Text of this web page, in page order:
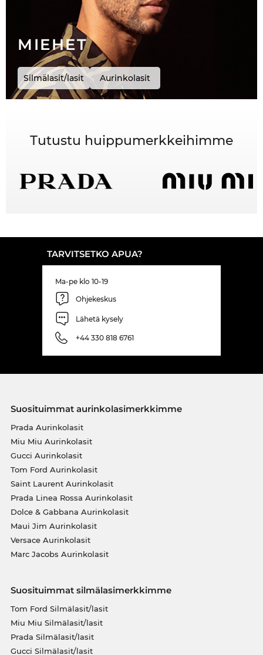
MIEHET
Silmälasit/lasit Aurinkolasit
Tutustu huippumerkkeihimme
TARVITSETKO APUA?
Ma-pe klo 10-19
Ohjekeskus
Lähetä kysely
+44 330 818 6761
Suosituimmat aurinkolasimerkkimme
Prada Aurinkolasit
Miu Miu Aurinkolasit
Gucci Aurinkolasit
Tom Ford Aurinkolasit
Saint Laurent Aurinkolasit
Prada Linea Rossa Aurinkolasit
Dolce & Gabbana Aurinkolasit
Maui Jim Aurinkolasit
Versace Aurinkolasit
Marc Jacobs Aurinkolasit
Suosituimmat silmälasimerkkimme
Tom Ford Silmälasit/lasit
Miu Miu Silmälasit/lasit
Prada Silmälasit/lasit
Gucci Silmälasit/lasit